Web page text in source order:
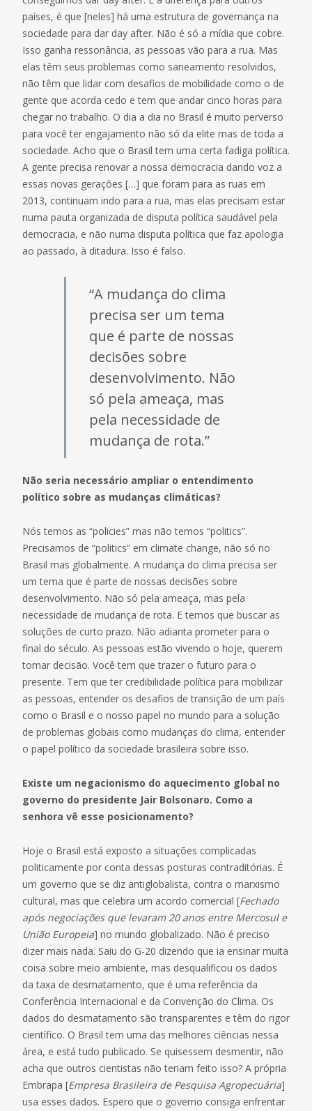
países, é que [neles] há uma estrutura de governança na
sociedade para dar day after. Não é só a mídia que cobre.
Isso ganha ressonância, as pessoas vão para a rua. Mas
elas têm seus problemas como saneamento resolvidos,
não têm que lidar com desafios de mobilidade como o de
gente que acorda cedo e tem que andar cinco horas para
chegar no trabalho. O dia a dia no Brasil é muito perverso
para você ter engajamento não só da elite mas de toda a
sociedade. Acho que o Brasil tem uma certa fadiga política.
A gente precisa renovar a nossa democracia dando voz a
essas novas gerações […] que foram para as ruas em
2013, continuam indo para a rua, mas elas precisam estar
numa pauta organizada de disputa política saudável pela
democracia, e não numa disputa política que faz apologia
ao passado, à ditadura. Isso é falso.
“A mudança do clima
precisa ser um tema
que é parte de nossas
decisões sobre
desenvolvimento. Não
só pela ameaça, mas
pela necessidade de
mudança de rota.”
Não seria necessário ampliar o entendimento
político sobre as mudanças climáticas?
Nós temos as “policies” mas não temos “politics”.
Precisamos de “politics” em climate change, não só no
Brasil mas globalmente. A mudança do clima precisa ser
um tema que é parte de nossas decisões sobre
desenvolvimento. Não só pela ameaça, mas pela
necessidade de mudança de rota. E temos que buscar as
soluções de curto prazo. Não adianta prometer para o
final do século. As pessoas estão vivendo o hoje, querem
tomar decisão. Você tem que trazer o futuro para o
presente. Tem que ter credibilidade política para mobilizar
as pessoas, entender os desafios de transição de um país
como o Brasil e o nosso papel no mundo para a solução
de problemas globais como mudanças do clima, entender
o papel político da sociedade brasileira sobre isso.
Existe um negacionismo do aquecimento global no
governo do presidente Jair Bolsonaro. Como a
senhora vê esse posicionamento?
Hoje o Brasil está exposto a situações complicadas
politicamente por conta dessas posturas contraditórias. É
um governo que se diz antiglobalista, contra o marxismo
cultural, mas que celebra um acordo comercial [Fechado
após negociações que levaram 20 anos entre Mercosul e
União Europeia] no mundo globalizado. Não é preciso
dizer mais nada. Saiu do G-20 dizendo que ia ensinar muita
coisa sobre meio ambiente, mas desqualificou os dados
da taxa de desmatamento, que é uma referência da
Conferência Internacional e da Convenção do Clima. Os
dados do desmatamento são transparentes e têm do rigor
científico. O Brasil tem uma das melhores ciências nessa
área, e está tudo publicado. Se quisessem desmentir, não
acha que outros cientistas não teriam feito isso? A própria
Embrapa [Empresa Brasileira de Pesquisa Agropecuária]
usa esses dados. Espero que o governo consiga enfrentar